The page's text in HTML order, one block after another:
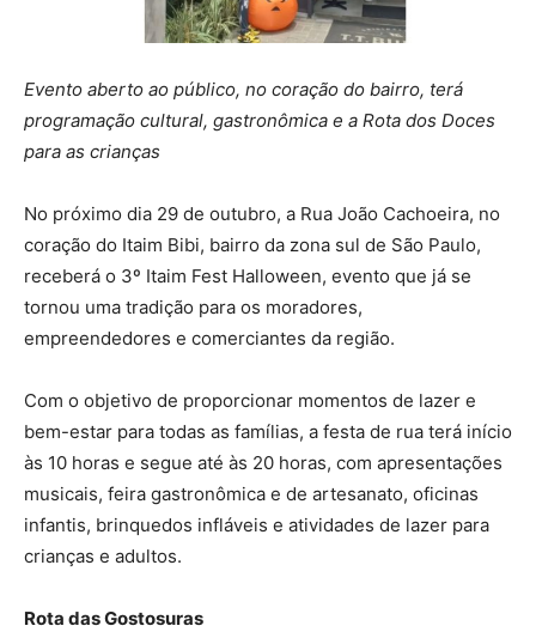
Evento aberto ao público, no coração do bairro, terá
programação cultural, gastronômica e a Rota dos Doces
para as crianças
No próximo dia 29 de outubro, a Rua João Cachoeira, no
coração do Itaim Bibi, bairro da zona sul de São Paulo,
receberá o 3º Itaim Fest Halloween, evento que já se
tornou uma tradição para os moradores,
empreendedores e comerciantes da região.
Com o objetivo de proporcionar momentos de lazer e
bem-estar para todas as famílias, a festa de rua terá início
às 10 horas e segue até às 20 horas, com apresentações
musicais, feira gastronômica e de artesanato, oficinas
infantis, brinquedos infláveis e atividades de lazer para
crianças e adultos.
Rota das Gostosuras